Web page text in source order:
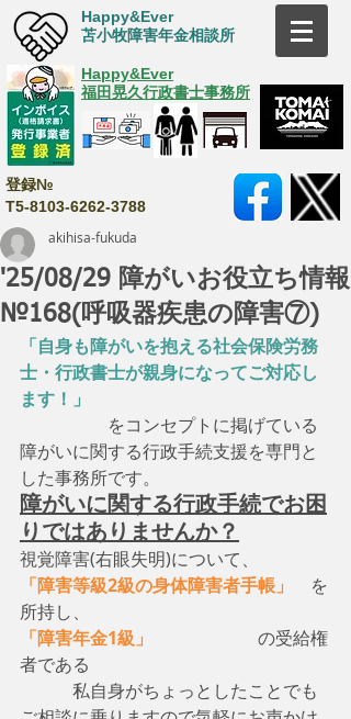
Happy&Ever
苫小牧障害年金相談所
Happy&Ever
福田晃久行政書士事務所
登録№
T5-8103-6262-3788
'25/08/29 障がいお役立ち情報
№168(呼吸器疾患の障害⑦)
akihisa-fukuda
「自身も障がいを抱える社会保険労務
士・行政書士が親身になってご対応し
ます！」
をコンセプトに掲げている
障がいに関する行政手続支援を専門と
した事務所です。
障がいに関する行政手続でお困
りではありませんか？
視覚障害(右眼失明)について、
「障害等級2級の身体障害者手帳」
を
所持し、
「障害年金1級」
の受給権
者である
私自身がちょっとしたことでも